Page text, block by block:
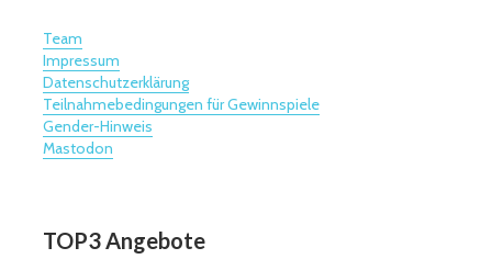
Team
Impressum
Datenschutzerklärung
Teilnahmebedingungen für Gewinnspiele
Gender-Hinweis
Mastodon
TOP3 Angebote